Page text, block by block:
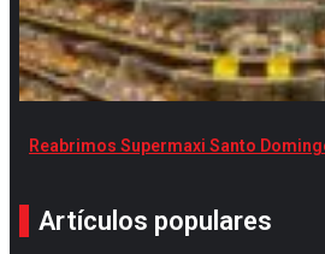
Reabrimos Supermaxi Santo
Artículos populares